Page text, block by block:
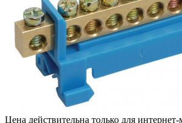
Цена действительна только для